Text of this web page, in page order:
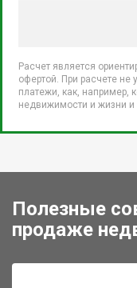
Расчет является
офертой. При расчете
платежи, как, например,
недвижимости и жизни и
Полезные
продаже